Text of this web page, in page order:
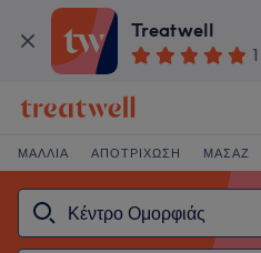
Treatwell
ΜΑΛΛΙΆ ΑΠΟΤΡΊΧΩΣΗ ΜΑΣΆΖ